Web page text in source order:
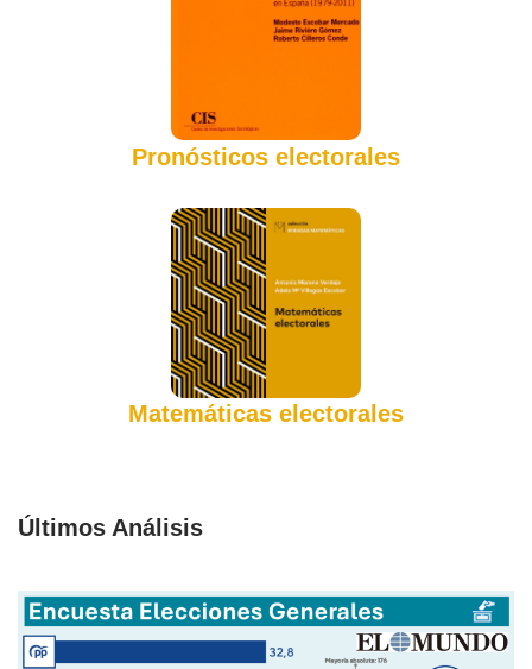
Pronósticos electorales
Matemáticas electorales
Últimos Análisis